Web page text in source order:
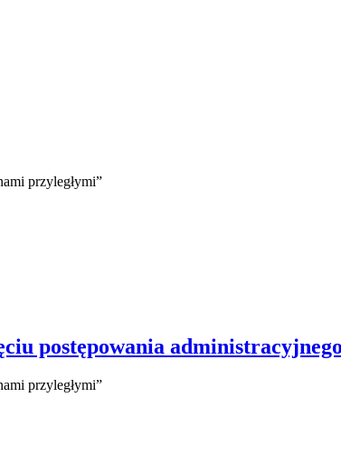
przyległymi”
postępowania administracyjnego
przyległymi”